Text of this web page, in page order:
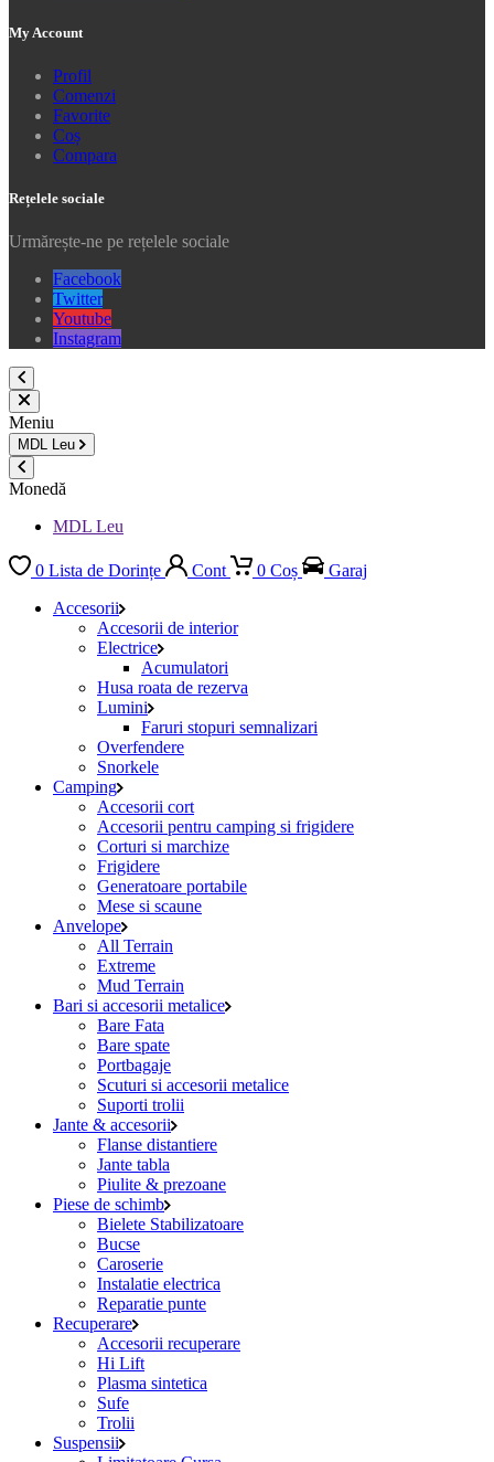
My Account
Profil
Comenzi
Favorite
Coș
Compara
Rețelele sociale
Urmărește-ne pe rețelele sociale
Facebook
Twitter
Youtube
Instagram
Meniu
MDL Leu
Monedă
MDL Leu
0 Lista de Dorințe Cont 0 Coș
Garaj
Accesorii
Accesorii de interior
Electrice
Acumulatori
Husa roata de rezerva
Lumini
Faruri stopuri semnalizari
Overfendere
Snorkele
Camping
Accesorii cort
Accesorii pentru camping si frigidere
Corturi si marchize
Frigidere
Generatoare portabile
Mese si scaune
Anvelope
All Terrain
Extreme
Mud Terrain
Bari si accesorii metalice
Bare Fata
Bare spate
Portbagaje
Scuturi si accesorii metalice
Suporti trolii
Jante & accesorii
Flanse distantiere
Jante tabla
Piulite & prezoane
Piese de schimb
Bielete Stabilizatoare
Bucse
Caroserie
Instalatie electrica
Reparatie punte
Recuperare
Accesorii recuperare
Hi Lift
Plasma sintetica
Sufe
Trolii
Suspensii